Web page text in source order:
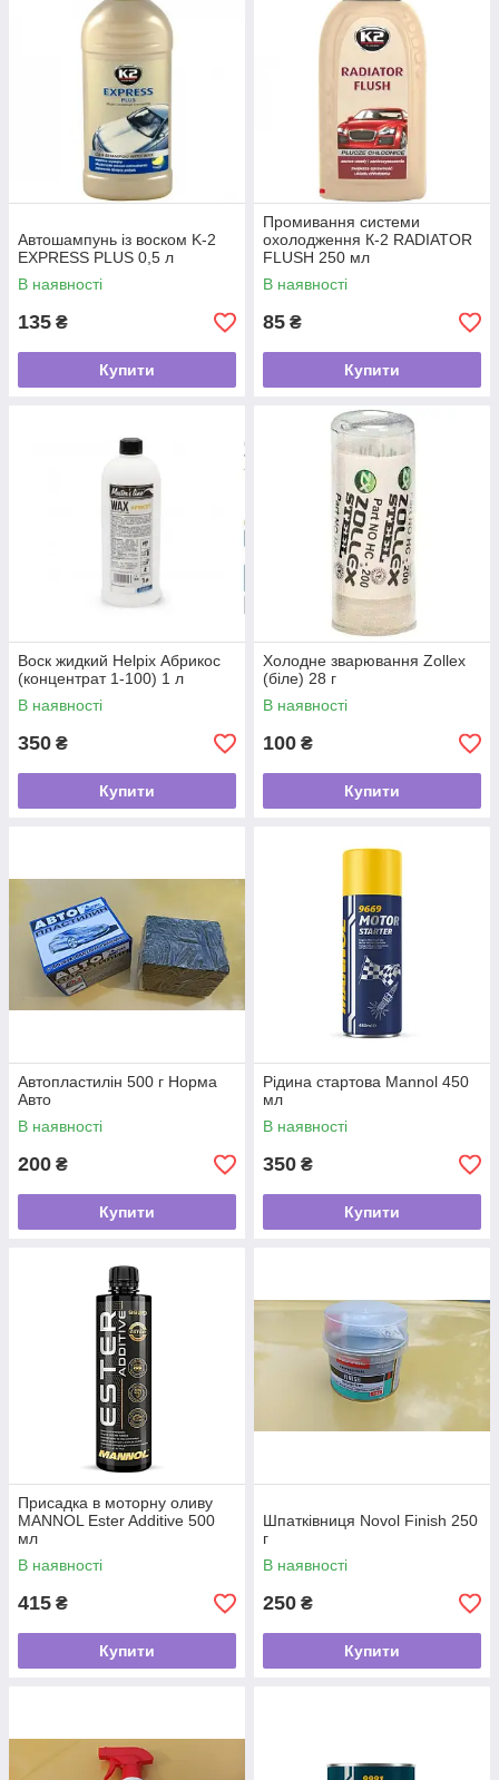
Автошампунь із воском K-2
EXPRESS PLUS 0,5 л
В наявності
135 ₴
Купити
Промивання системи
охолодження К-2 RADIATOR
FLUSH 250 мл
В наявності
85 ₴
Купити
Воск жидкий Helpix Абрикос
(концентрат 1-100) 1 л
В наявності
350 ₴
Купити
Холодне зварювання Zollex
(біле) 28 г
В наявності
100 ₴
Купити
Автопластилін 500 г Норма
Авто
В наявності
200 ₴
Купити
Рідина стартова Mannol 450
мл
В наявності
350 ₴
Купити
Присадка в моторну оливу
MANNOL Ester Additive 500
мл
В наявності
415 ₴
Купити
Шпатківниця Novol Finish 250
г
В наявності
250 ₴
Купити